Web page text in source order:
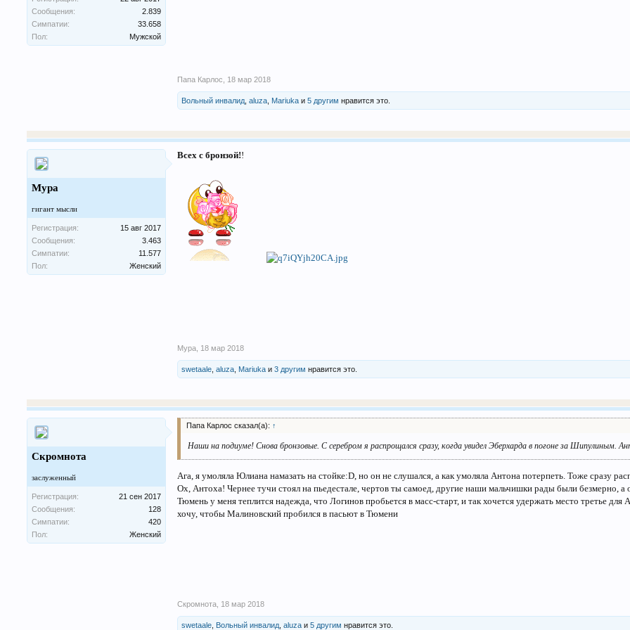
Сообщения:
2.839
Симпатии:
33.658
Пол:
Мужской
Папа Карлос 18 мар 2018
Вольный инвалид ,aluza Mariuka и5 другим нравится это.
Мура
гигант мысли
Регистрация:
15 авг 2017
Сообщения:
3.463
Симпатии:
11.577
Пол:
Женский
Всех с бронзой!!
Мура 18 мар 2018
swetaale ,aluza Mariuka и3 другим нравится это.
Скромнота
заслуженный
Регистрация:
21 сен 2017
Сообщения:
128
Симпатии:
420
Пол:
Женский
Папа Карлос сказал(а): ↑
Наши на подиуме! Снова бронзовые. С серебром я распрощался сразу, когда увидел Эберхарда в погоне за Шипулиным.
Ага, я умоляла Юлиана намазать на стойке:D, но он не слушался, а как умоляла Антона потерпеть. Тоже сразу
Ох, Антоха! Чернее тучи стоял на пьедестале, чертов ты самоед, другие наши мальчишки рады были безмерно,
Тюмень у меня теплится надежда, что Логинов пробьется в масс-старт, и так хочется удержать место третье
хочу, чтобы Малиновский пробился в пасьют в Тюмени
Скромнота 18 мар 2018
swetaale Вольный инвалид ,aluza и5 другим нравится это.